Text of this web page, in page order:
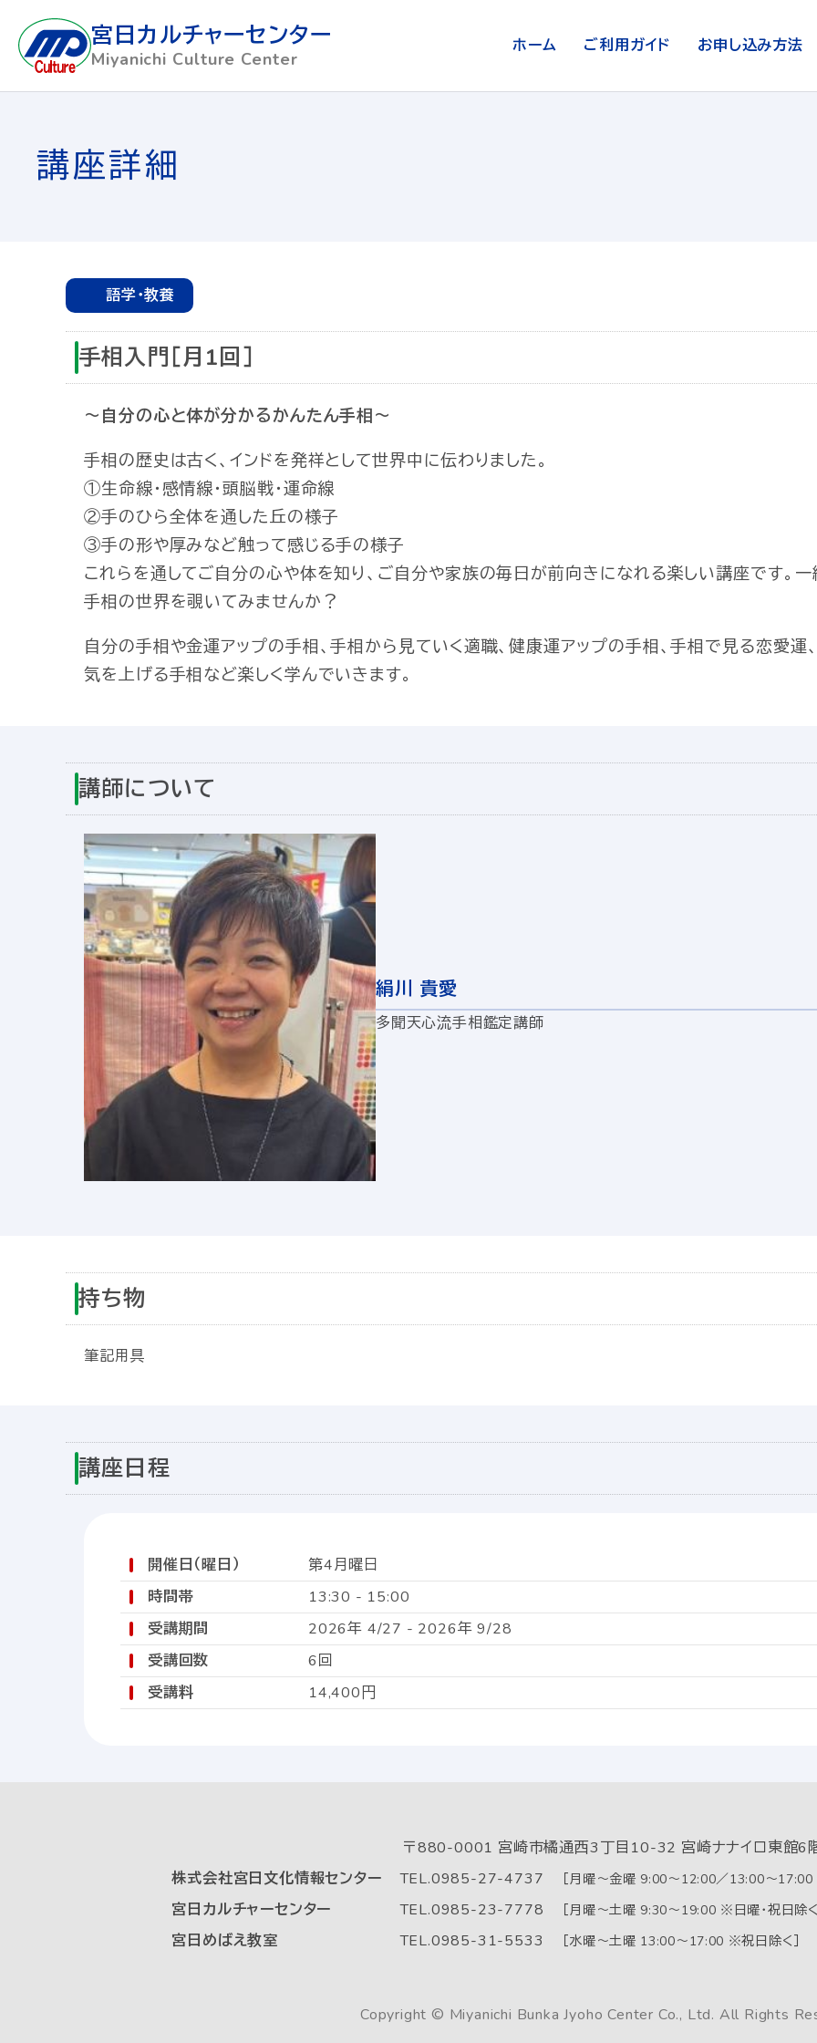
宮日カルチャーセンター
Miyanichi Culture Center
ホーム ご利用ガイド お申し込み方法
講座詳細
語学・教養
手相入門［月1回］
～自分の心と体が分かるかんたん手相～
手相の歴史は古く、インドを発祥として世界中に伝わりました。
①生命線・感情線・頭脳戦・運命線
②手のひら全体を通した丘の様子
③手の形や厚みなど触って感じる手の様子
これらを通してご自分の心や体を知り、ご自分や家族の毎日が前向きになれる楽しい講座です。一
手相の世界を覗いてみませんか？
自分の手相や金運アップの手相、手相から見ていく適職、健康運アップの手相、手相で見る恋愛運
気を上げる手相など楽しく学んでいきます。
講師について
絹川 貴愛
多聞天心流手相鑑定講師
持ち物
筆記用具
講座日程
開催日（曜日）
第4月曜日
時間帯
13:30 - 15:00
受講期間
2026年 4/27 - 2026年 9/28
受講回数
6回
受講料
14,400円
〒880-0001 宮崎市橘通西3丁目10-32 宮崎ナナイロ東館6
株式会社宮日文化情報センター
TEL.0985-27-4737 ［月曜～金曜 9:00～12:00／13:00～17:00
宮日カルチャーセンター
TEL.0985-23-7778 ［月曜～土曜 9:30～19:00 ※日曜・祝日除く
宮日めばえ教室
TEL.0985-31-5533 ［水曜～土曜 13:00～17:00 ※祝日除く］
Copyright © Miyanichi Bunka Jyoho Center Co., Ltd. All Rights